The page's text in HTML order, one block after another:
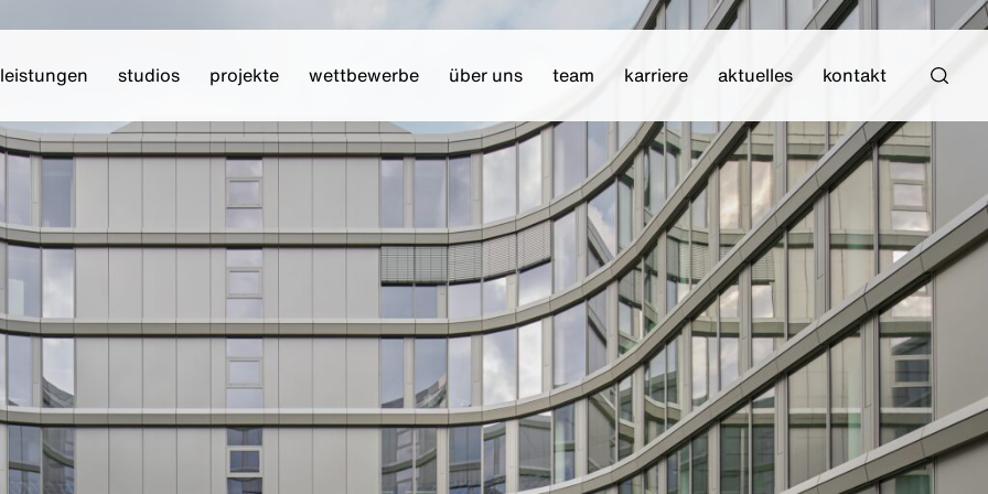
leistungen studios projekte wettbewerbe über uns team karriere aktuelles kontakt